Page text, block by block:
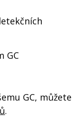
GC
GC, můžete
.